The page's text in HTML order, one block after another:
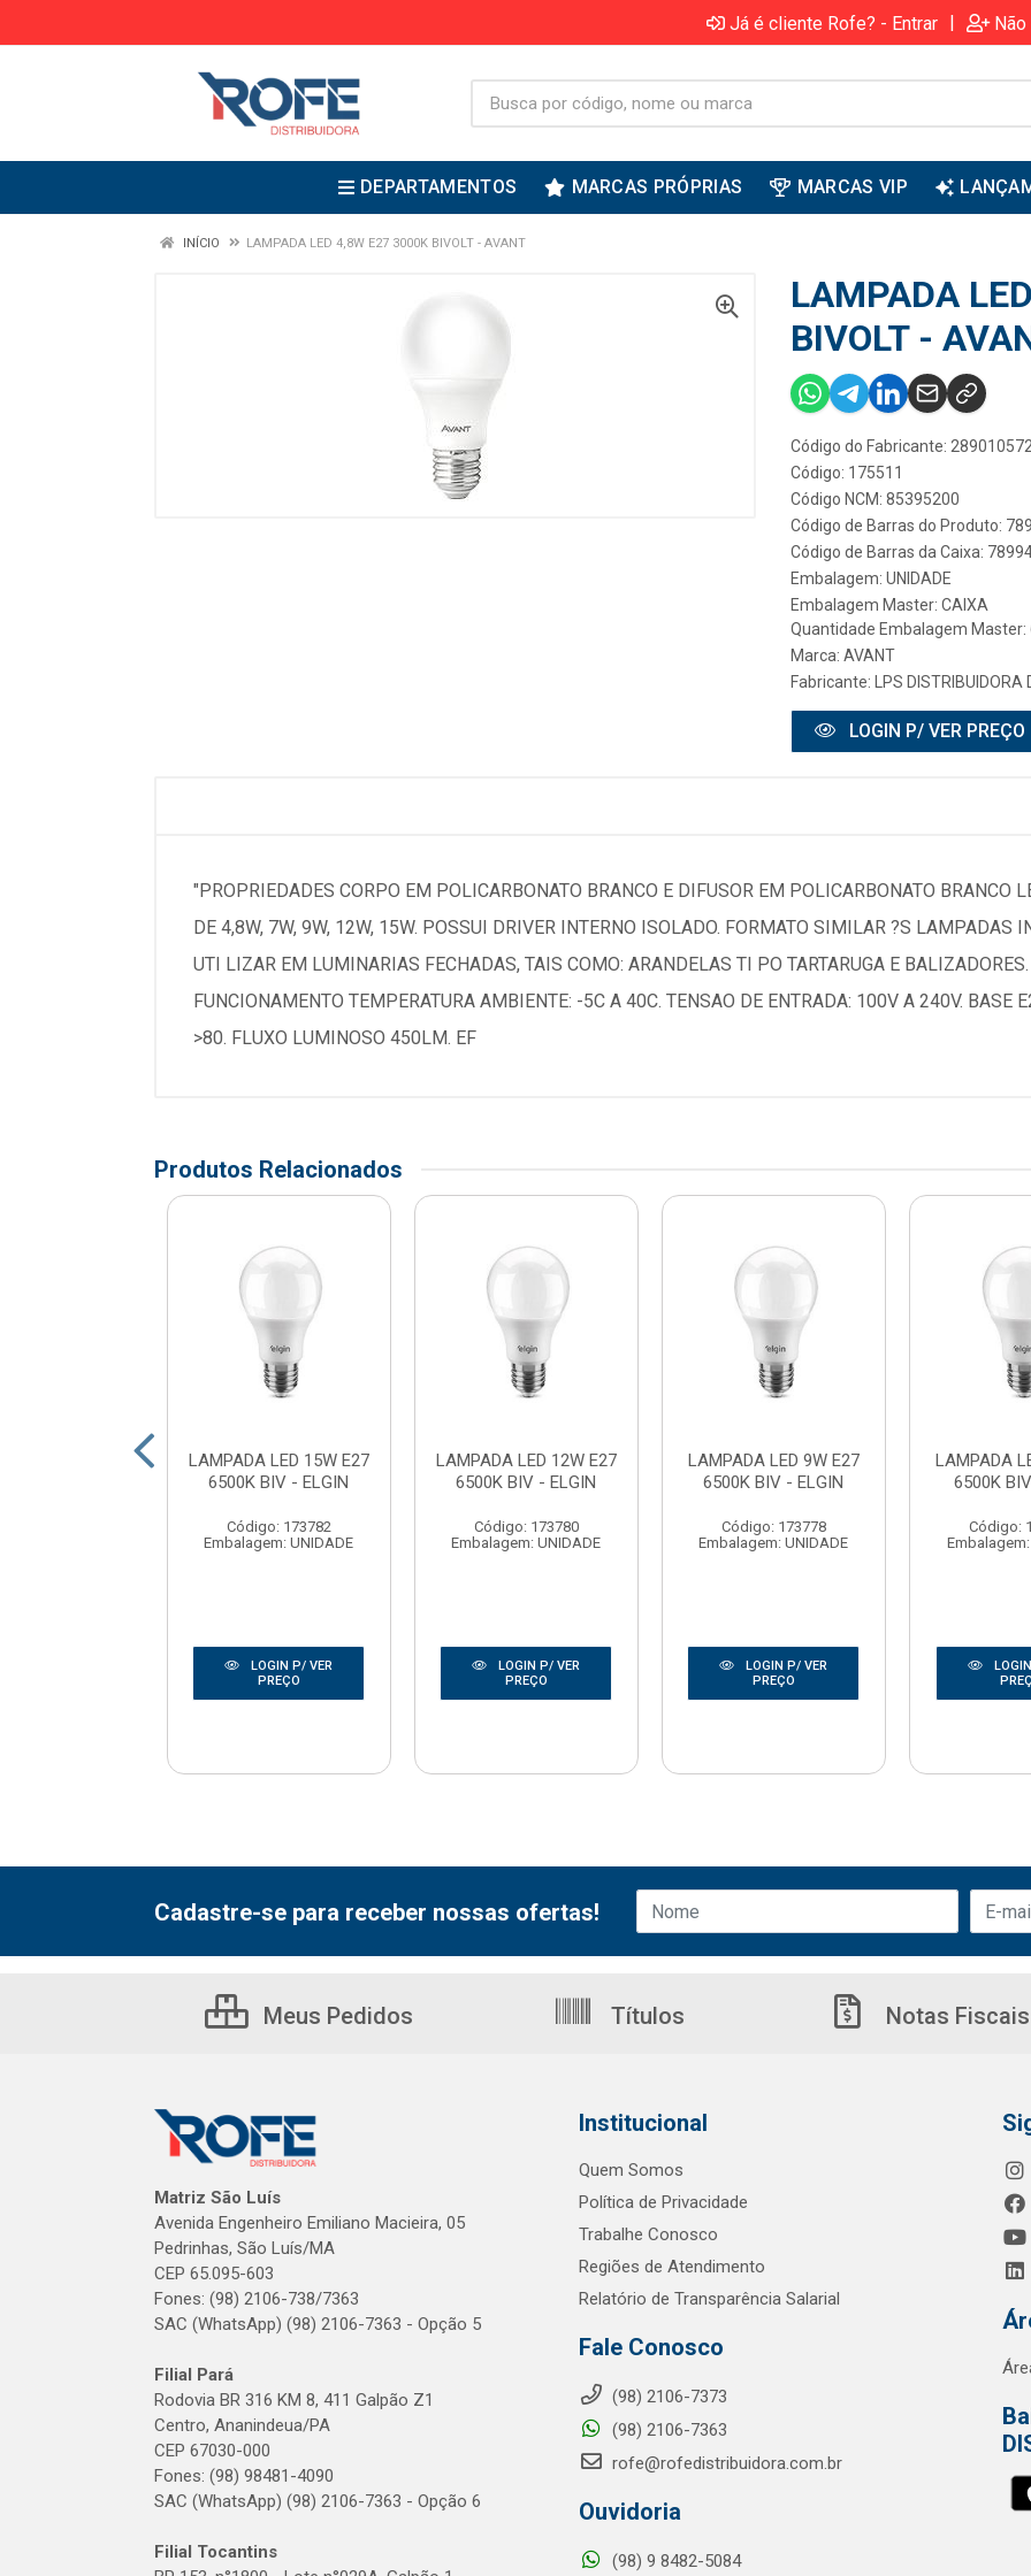
Já é cliente Rofe? - Entrar |
DEPARTAMENTOS MARCAS PRÓPRIAS MARCAS VIP
INÍCIO LAMPADA LED 4,8W E27 3000K BIVOLT - AVANT
LAMPADA
BIVOLT -
Código do Fabricante: 289010572
Código: 175511
Código NCM: 85395200
Código de Barras do Produto:
Código de Barras da Caixa:
Embalagem: UNIDADE
Embalagem Master: CAIXA
Quantidade Embalagem Master:
Marca: AVANT
Fabricante:
LPS
LOGIN P/ VER PREÇO
"PROPRIEDADES CORPO EM POLICARBONATO BRANCO E DIFUSOR EM POLICARBONATO BRANCO
DE 4,8W, 7W, 9W, 12W, 15W. POSSUI DRIVER INTERNO ISOLADO. FORMATO SIMILAR ?S LAMPADAS
UTI LIZAR EM LUMINARIAS FECHADAS, TAIS COMO: ARANDELAS TI PO TARTARUGA E
FUNCIONAMENTO TEMPERATURA AMBIENTE: -5C A 40C. TENSAO DE ENTRADA: 100V A 240V. BASE
>80. FLUXO LUMINOSO 450LM. EF
Produtos Relacionados
LAMPADA LED 15W E27
6500K BIV - ELGIN
Código: 173782
Embalagem: UNIDADE
LOGIN P/ VER
PREÇO
LAMPADA LED 12W E27
6500K BIV - ELGIN
Código: 173780
Embalagem: UNIDADE
LOGIN P/ VER
PREÇO
LAMPADA LED 9W E27
6500K BIV - ELGIN
Código: 173778
Embalagem: UNIDADE
LOGIN P/ VER
PREÇO
LAMPADA
6500K
Código:
Cadastre-se para receber nossas ofertas!
Meus Pedidos Títulos Notas Fiscais
Matriz São Luís
Avenida Engenheiro Emiliano Macieira, 05
Pedrinhas, São Luís/MA
CEP 65.095-603
Fones: (98) 2106-738/7363
SAC (WhatsApp) (98) 2106-7363 - Opção 5
Filial Pará
Rodovia BR 316 KM 8, 411 Galpão Z1
Centro, Ananindeua/PA
CEP 67030-000
Fones: (98) 98481-4090
SAC (WhatsApp) (98) 2106-7363 - Opção 6
Filial Tocantins
Institucional
Quem Somos
Política de Privacidade
Trabalhe Conosco
Regiões de Atendimento
Relatório de Transparência Salarial
Fale Conosco
(98) 2106-7373
(98) 2106-7363
rofe@rofedistribuidora.com.br
Ouvidoria
(98) 9 8482-5084